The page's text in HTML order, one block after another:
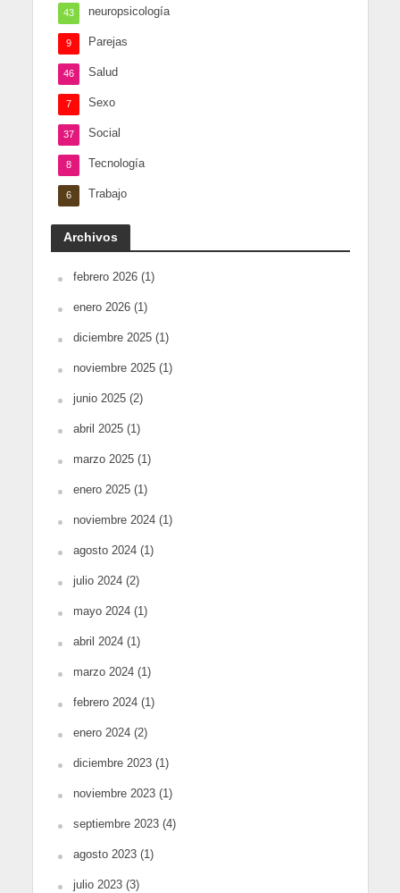
neuropsicología
43
Parejas
9
Salud
46
Sexo
7
Social
37
Tecnología
8
Trabajo
6
Archivos
febrero 2026(1)
enero 2026(1)
diciembre 2025(1)
noviembre 2025(1)
junio 2025(2)
abril 2025(1)
marzo 2025(1)
enero 2025(1)
noviembre 2024(1)
agosto 2024(1)
julio 2024(2)
mayo 2024(1)
abril 2024(1)
marzo 2024(1)
febrero 2024(1)
enero 2024(2)
diciembre 2023(1)
noviembre 2023(1)
septiembre 2023(4)
agosto 2023(1)
julio 2023(3)